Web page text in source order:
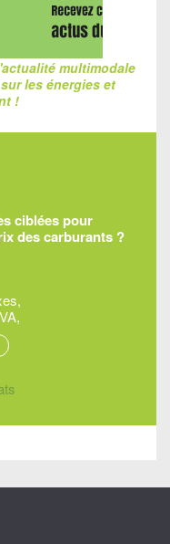
multimodale
les énergies et
!
ciblées pour
des carburants ?